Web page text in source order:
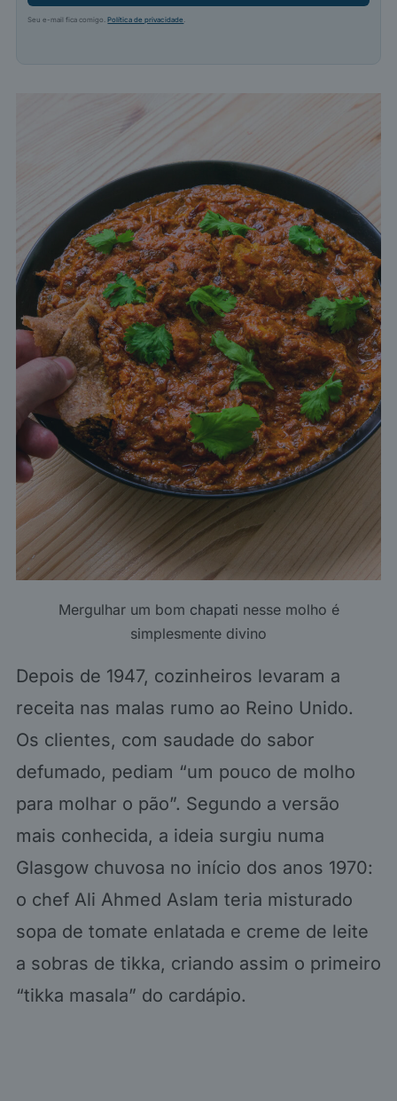
Seu e-mail fica comigo.Política de privacidade
Mergulhar um bom chapati nesse molho é
simplesmente divino
Depois de 1947, cozinheiros levaram a
receita nas malas rumo ao Reino Unido.
Os clientes, com saudade do sabor
defumado, pediam “um pouco de molho
para molhar o pão”. Segundo a versão
mais conhecida, a ideia surgiu numa
Glasgow chuvosa no início dos anos 1970:
o chef Ali Ahmed Aslam teria misturado
sopa de tomate enlatada e creme de leite
a sobras de tikka, criando assim o primeiro
“tikka masala” do cardápio.